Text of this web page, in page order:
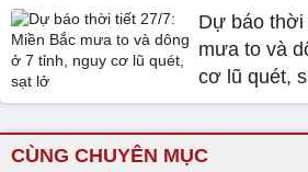
Dự báo thời
mưa to và
cơ lũ quét,
CÙNG CHUYÊN MỤC